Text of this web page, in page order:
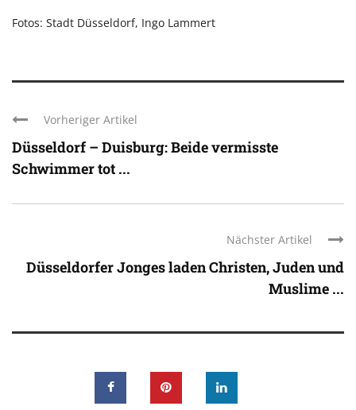
Fotos: Stadt Düsseldorf, Ingo Lammert
Vorheriger Artikel
Düsseldorf – Duisburg: Beide vermisste
Schwimmer tot ...
Nächster Artikel
Düsseldorfer Jonges laden Christen, Juden und
Muslime ...